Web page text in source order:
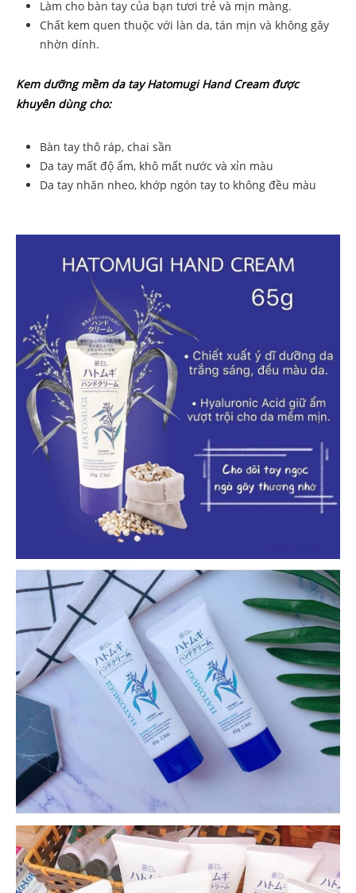
Làm cho bàn tay của bạn tươi trẻ và mịn màng.
Chất kem quen thuộc với làn da, tán mịn và không gây
nhờn dính.
Kem dưỡng mềm da tay Hatomugi Hand Cream được
khuyên dùng cho:
Bàn tay thô ráp, chai sần
Da tay mất độ ẩm, khô mất nước và xỉn màu
Da tay nhăn nheo, khớp ngón tay to không đều màu